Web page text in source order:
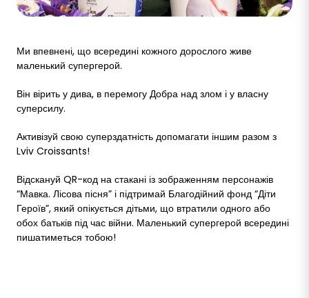
Ми впевнені, що всередині кожного дорослого живе
маленький супергерой.
Він вірить у дива, в перемогу Добра над злом і у власну
суперсилу.
Активізуй свою суперздатність допомагати іншим разом з
Lviv Croissants!
Відскануй QR-код на стакані із зображенням персонажів
“Мавка. Лісова пісня” і підтримай Благодійний фонд “Діти
Героїв”, який опікується дітьми, що втратили одного або
обох батьків під час війни. Маленький супергерой всередині
пишатиметься тобою!